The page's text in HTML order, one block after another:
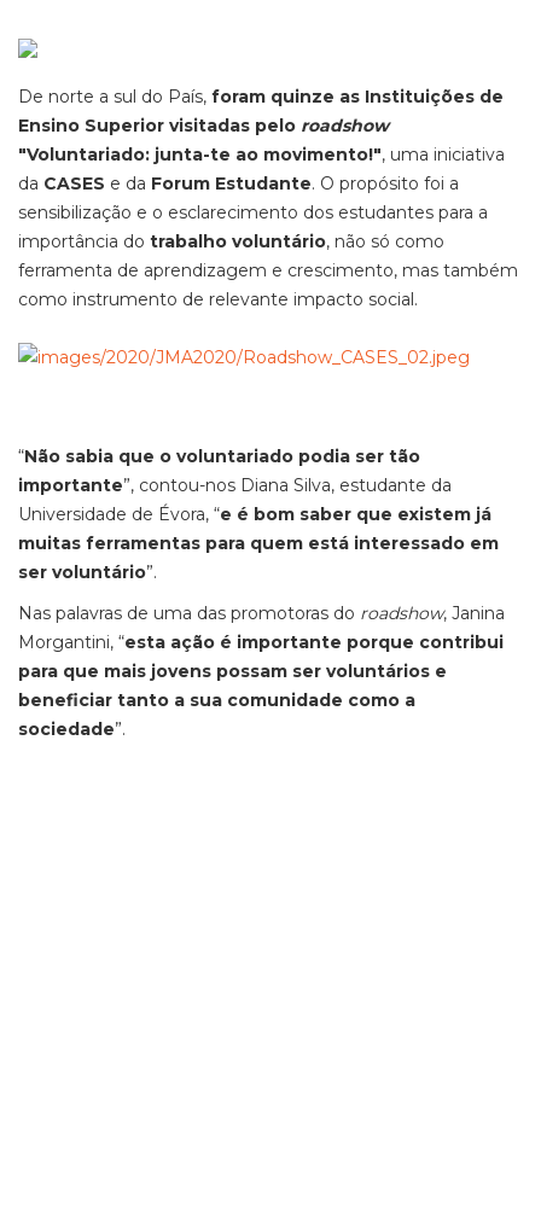
De norte a sul do País, foram quinze as Instituições de
Ensino Superior visitadas pelo roadshow
"Voluntariado: junta-te ao movimento!", uma iniciativa
da CASES e da Forum Estudante. O propósito foi a
sensibilização e o esclarecimento dos estudantes para a
importância do trabalho voluntário, não só como
ferramenta de aprendizagem e crescimento, mas também
como instrumento de relevante impacto social.
“Não sabia que o voluntariado podia ser tão
importante”, contou-nos Diana Silva, estudante da
Universidade de Évora, “e é bom saber que existem já
muitas ferramentas para quem está interessado em
ser voluntário”.
Nas palavras de uma das promotoras do roadshow, Janina
Morgantini, “esta ação é importante porque contribui
para que mais jovens possam ser voluntários e
beneficiar tanto a sua comunidade como a
sociedade”.